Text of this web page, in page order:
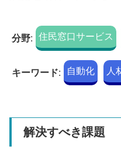
分野: 住民窓口サービス
キーワード: 自動化 人
解決すべき課題